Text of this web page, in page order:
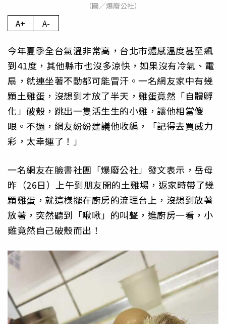
（圖／爆廢公社）
A+ A-
今年夏季全台氣溫非常高，台北市體感溫度甚至飆
到41度，其他縣市也沒多涼快，如果沒有冷氣、電
扇，就連坐著不動都可能冒汗。一名網友家中有幾
顆土雞蛋，沒想到才放了半天，雞蛋竟然「自體孵
化」破殼，跳出一隻活生生的小雞，讓他相當傻
眼。不過，網友紛紛建議他收編，「記得去買威力
彩，太幸運了！」
一名網友在臉書社團「爆廢公社」發文表示，岳母
昨（26日）上午到朋友開的土雞場，返家時帶了幾
顆雞蛋，就這樣擺在廚房的流理台上，沒想到放著
放著，突然聽到「啾啾」的叫聲，進廚房一看，小
雞竟然自己破殼而出！